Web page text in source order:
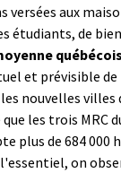
versées aux
étudiants, de
et prévisible de
nouvelles villes
les trois MRC
plus de 684 000
on